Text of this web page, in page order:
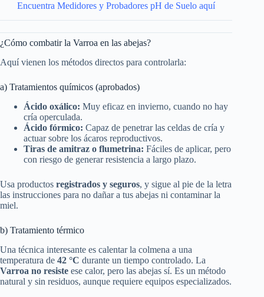
Encuentra Medidores y Probadores pH de Suelo aquí
¿Cómo combatir la Varroa en las abejas?
Aquí vienen los métodos directos para controlarla:
a) Tratamientos químicos (aprobados)
Ácido oxálico: Muy eficaz en invierno, cuando no hay
cría operculada.
Ácido fórmico: Capaz de penetrar las celdas de cría y
actuar sobre los ácaros reproductivos.
Tiras de amitraz o flumetrina: Fáciles de aplicar, pero
con riesgo de generar resistencia a largo plazo.
Usa productos registrados y seguros, y sigue al pie de la letra
las instrucciones para no dañar a tus abejas ni contaminar la
miel.
b) Tratamiento térmico
Una técnica interesante es calentar la colmena a una
temperatura de 42 °C durante un tiempo controlado. La
Varroa no resiste ese calor, pero las abejas sí. Es un método
natural y sin residuos, aunque requiere equipos especializados.